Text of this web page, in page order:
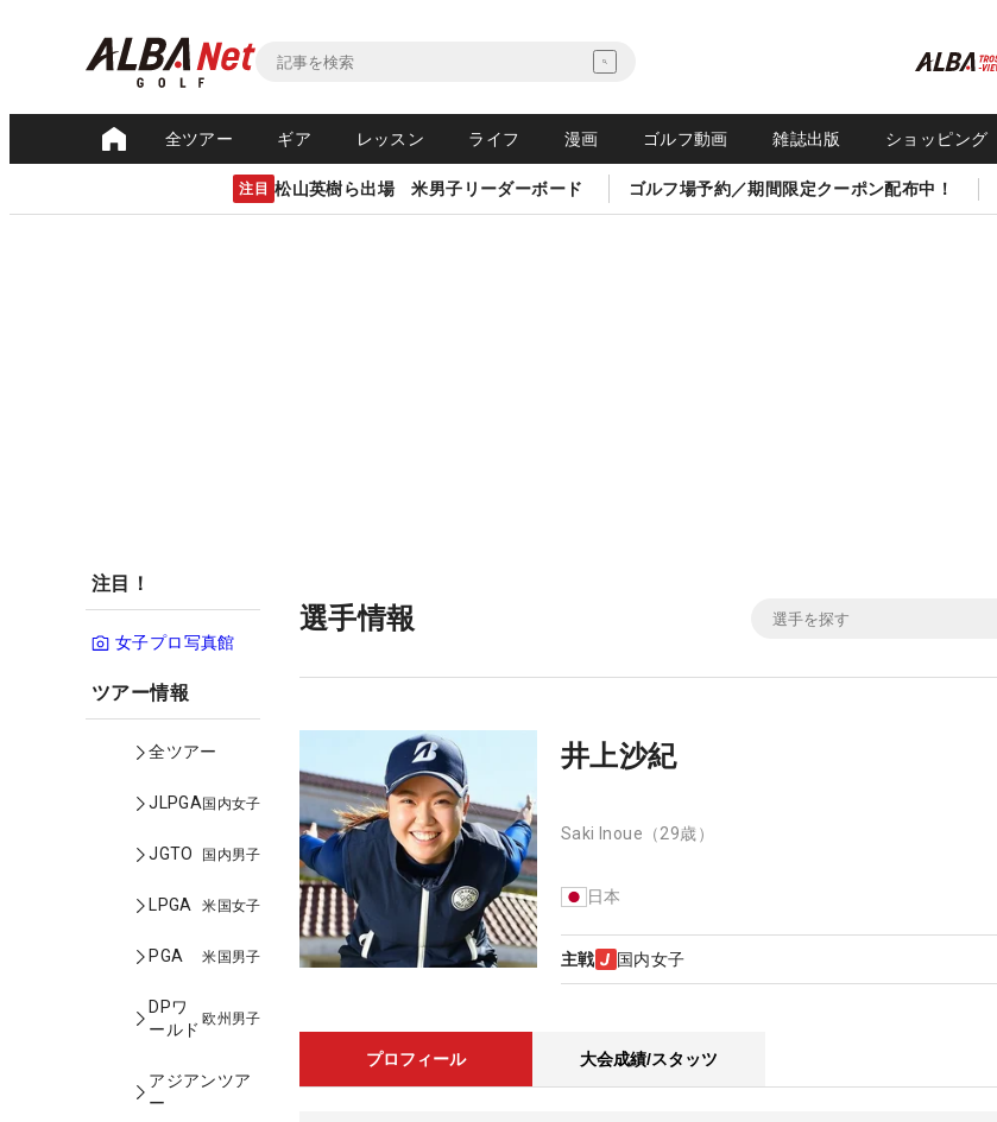
全ツアー ギア レッスン ライフ 漫画 ゴルフ動画 雑誌出版 ショッピング
注目 松山英樹ら出場 米男子リーダーボード ゴルフ場予約／期間限定クーポン配布中！
注目！
女子プロ写真館
ツアー情報
全ツアー
JLPGA国内女子
JGTO 国内男子
LPGA 米国女子
PGA 米国男子
DPワ
ールド
欧州男子
アジアンツア
ー
選手情報
井上沙紀
Saki Inoue （29歳）
日本
主戦 国内女子
プロフィール 大会成績/スタッツ